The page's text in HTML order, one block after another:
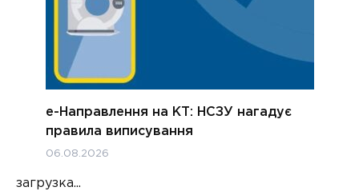
е-Направлення на КТ: НСЗУ нагадує
правила виписування
06.08.2026
загрузка...